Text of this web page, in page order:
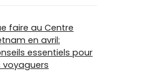
faire au Centre
en avril:
essentiels pour
voyaguers